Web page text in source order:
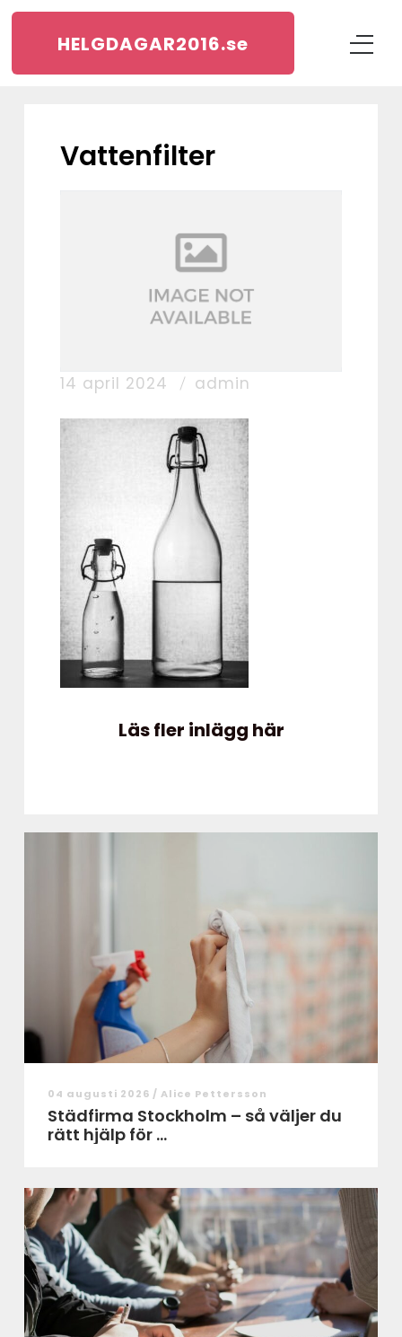
HELGDAGAR2016.se
vattenfilter
14 april 2024 admin
Läs fler inlägg här
04 augusti 2026 / Alice Pettersson
Städfirma Stockholm – så väljer du
rätt hjälp för ...